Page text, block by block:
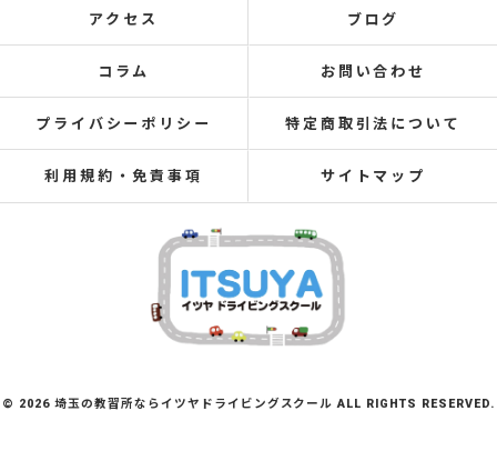
アクセス ブログ
コラム お問い合わせ
プライバシーポリシー 特定商取引法について
利用規約・免責事項 サイトマップ
© 2026 埼玉の教習所ならイツヤドライビングスクール ALL RIGHTS RESERVED.